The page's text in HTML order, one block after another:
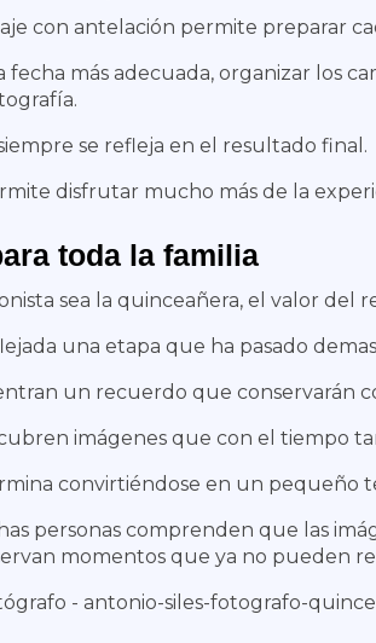
con antelación permite preparar
fecha más adecuada, organizar los
se refleja en el resultado final.
disfrutar mucho más de la
toda la familia
sea la quinceañera, el valor del
una etapa que ha pasado
un recuerdo que conservarán
imágenes que con el tiempo
convirtiéndose en un pequeño
personas comprenden que las
momentos que ya no pueden